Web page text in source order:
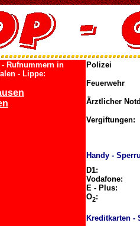
Rufnummern in
- Lippe:
Polizei
Feuerwehr
Ärztlicher
Vergiftungen:
Handy -
D1:
Vodafone:
E - Plus:
O2:
Kreditkarten -